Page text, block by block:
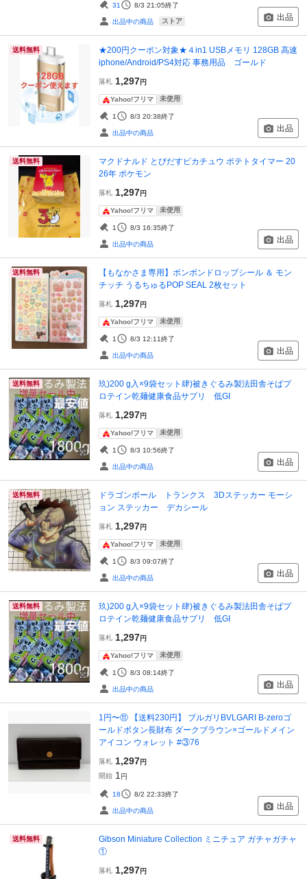
31 8/3 21:05終了
出品中の商品 ストア 出品
送料無料
★200円クーポン対象★４in1 USBメモリ 128GB 高速
iphone/Android/PS4対応 事務用品 ゴールド
落札 1,297円
Yahoo!フリマ 未使用
1 8/3 20:38終了
出品中の商品 出品
送料無料
マクドナルド とびだすピカチュウ ポテトタイマー 20
26年 ポケモン
落札 1,297円
Yahoo!フリマ 未使用
1 8/3 16:35終了
出品中の商品 出品
送料無料
【もなかさま専用】ボンボンドロップシール ＆ モン
チッチ うるちゅるPOP SEAL 2枚セット
落札 1,297円
Yahoo!フリマ 未使用
1 8/3 12:11終了
出品中の商品 出品
送料無料
玖)200 g入×9袋セット肆)被きぐるみ製法田舎そばプ
ロテイン乾麺健康食品サプリ 低GI
落札 1,297円
Yahoo!フリマ 未使用
1 8/3 10:56終了
出品中の商品 出品
送料無料
ドラゴンボール トランクス 3Dステッカー モーシ
ョン ステッカー デカシール
落札 1,297円
Yahoo!フリマ 未使用
1 8/3 09:07終了
出品中の商品 出品
送料無料
玖)200 g入×9袋セット肆)被きぐるみ製法田舎そばプ
ロテイン乾麺健康食品サプリ 低GI
落札 1,297円
Yahoo!フリマ 未使用
1 8/3 08:14終了
出品中の商品 出品
1円〜⑪ 【送料230円】 ブルガリBVLGARI B-zeroゴ
ールドボタン長財布 ダークブラウン×ゴールドメイン
アイコン ウォレット #③76
落札 1,297円
開始 1 円
18 8/2 22:33終了
出品中の商品 出品
送料無料
Gibson Miniature Collection ミニチュア ガチャガチャ
①
落札 1,297円